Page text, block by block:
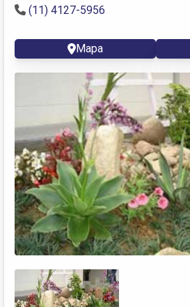
(11) 4127-5956
Mapa